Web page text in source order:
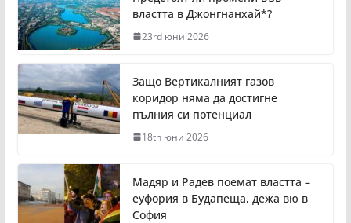
властта в Джонгнанхай*?
23rd юни 2026
Защо Вертикалният газов
коридор няма да достигне
пълния си потенциал
18th юни 2026
Мадяр и Радев поемат властта –
еуфория в Будапеща, дежа вю в
София